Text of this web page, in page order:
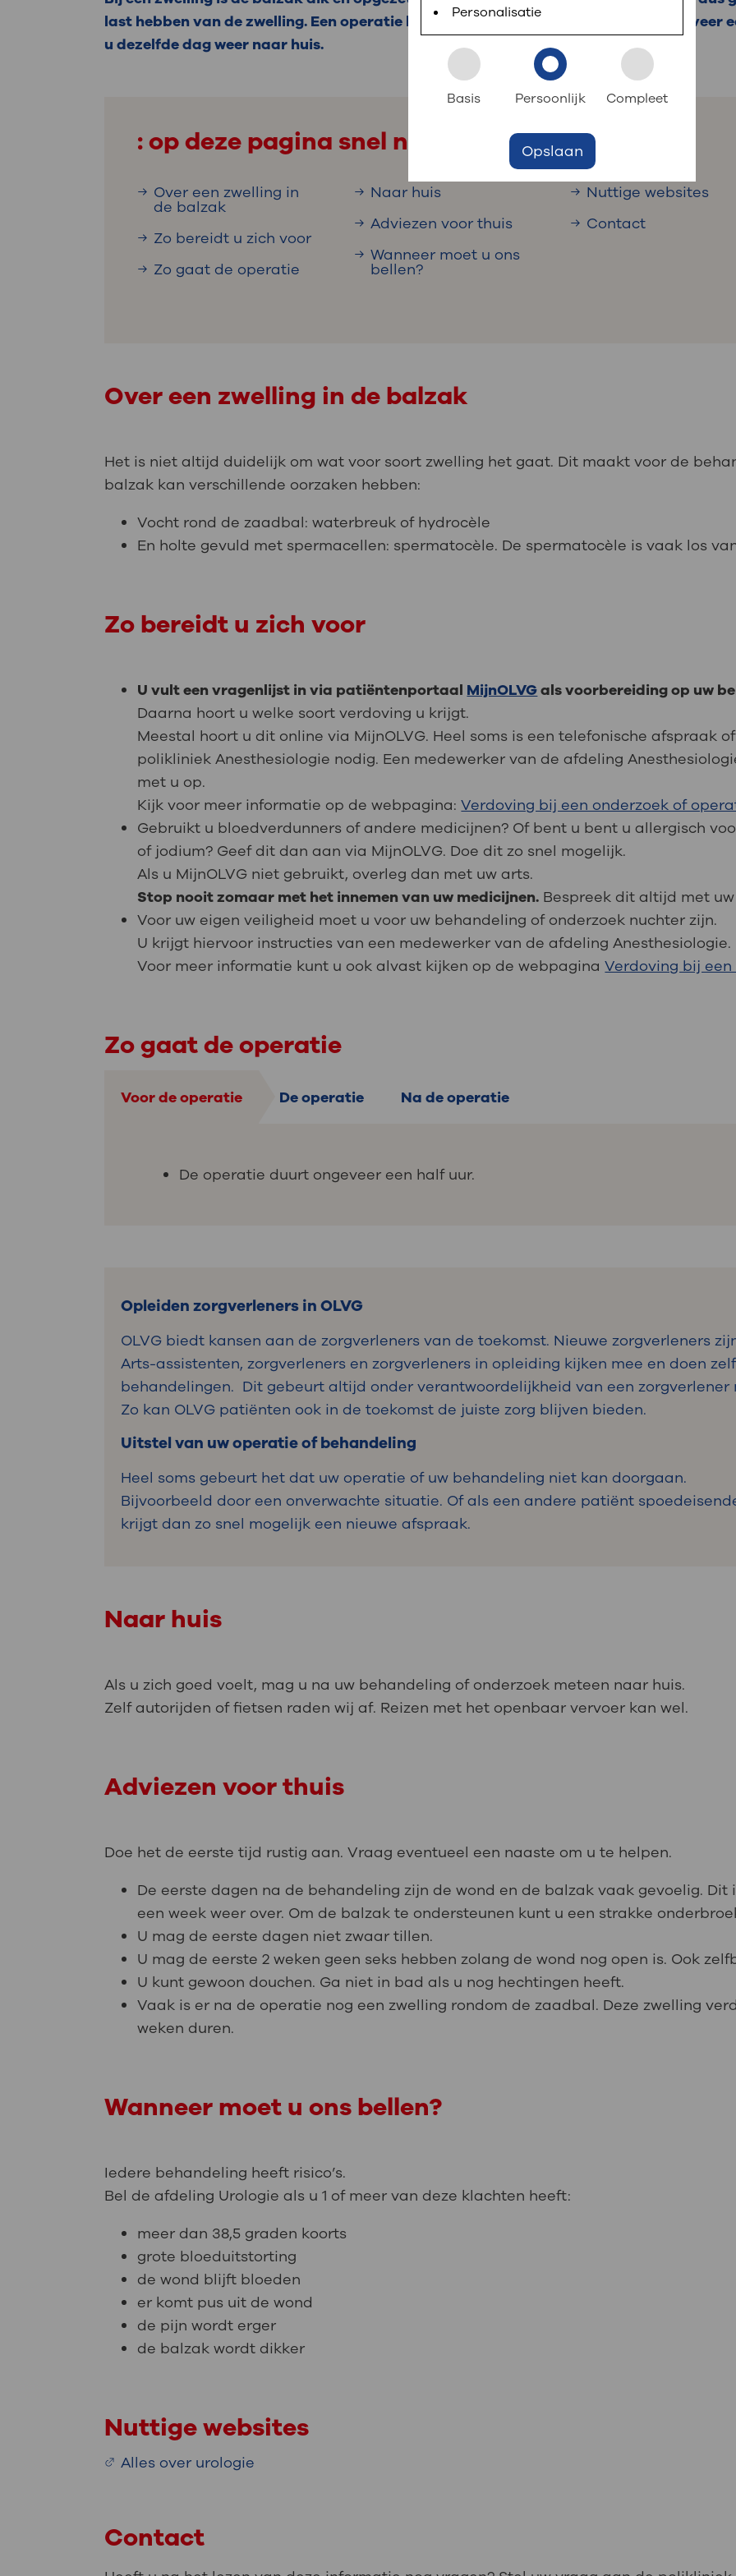
Uw bezoek aan OLVG
Uw verblijf in OLVG
Werken bij OLVG
steeds verder uit, zodat u zelf meer digitaal kunt regelen. Met MijnOLVG kunnen
we u sneller helpen.
last hebben van de zwelling. Een operatie kan dan helpen. De operatie duurt ongeveer
u dezelfde dag weer naar huis.
: op deze pagina snel naar
Over een zwelling in
de balzak
Zo bereidt u zich voor
Zo gaat de operatie
Naar huis
Adviezen voor thuis
Wanneer moet u ons
bellen?
Nuttige websites
Contact
Over een zwelling in de balzak
Het is niet altijd duidelijk om wat voor soort zwelling het gaat. Dit maakt voor de
balzak kan verschillende oorzaken hebben:
Vocht rond de zaadbal: waterbreuk of hydrocèle
En holte gevuld met spermacellen: spermatocèle. De spermatocèle is vaak los
Zo bereidt u zich voor
U vult een vragenlijst in via patiëntenportaal MijnOLVGals voorbereiding op uw
Daarna hoort u welke soort verdoving u krijgt.
Meestal hoort u dit online via MijnOLVG. Heel soms is een telefonische afspraak
polikliniek Anesthesiologie nodig. Een medewerker van de afdeling
met u op.
Kijk voor meer informatie op de webpagina:Verdoving bij een onderzoek of
Gebruikt u bloedverdunners of andere medicijnen? Of bent u bent u allergisch
of jodium? Geef dit dan aan via MijnOLVG. Doe dit zo snel mogelijk.
Als u MijnOLVG niet gebruikt, overleg dan met uw arts.
Stop nooit zomaar met het innemen van uw medicijnen. Bespreek dit altijd met
Voor uw eigen veiligheid moet u voor uw behandeling of onderzoek nuchter zijn.
U krijgt hiervoor instructies van een medewerker van de afdeling Anesthesiologie.
Voor meer informatie kunt u ook alvast kijken op de webpaginaVerdoving bij
Zo gaat de operatie
Voor de operatie De operatie Na de operatie
De operatie duurt ongeveer een half uur.
Opleiden zorgverleners in OLVG
OLVG biedt kansen aan de zorgverleners van de toekomst. Nieuwe zorgverleners
Arts-assistenten, zorgverleners en zorgverleners in opleiding kijken mee en doen
behandelingen. Dit gebeurt altijd onder verantwoordelijkheid van een zorgverlener
Zo kan OLVG patiënten ook in de toekomst de juiste zorg blijven bieden.
Uitstel van uw operatie of behandeling
Heel soms gebeurt het dat uw operatie of uw behandeling niet kan doorgaan.
Bijvoorbeeld door een onverwachte situatie. Of als een andere patiënt
krijgt dan zo snel mogelijk een nieuwe afspraak.
Naar huis
Als u zich goed voelt, mag u na uw behandeling of onderzoek meteen naar huis.
Zelf autorijden of fietsen raden wij af. Reizen met het openbaar vervoer kan wel.
Adviezen voor thuis
Doe het de eerste tijd rustig aan. Vraag eventueel een naaste om u te helpen.
De eerste dagen na de behandeling zijn de wond en de balzak vaak gevoelig.
een week weer over. Om de balzak te ondersteunen kunt u een strakke
U mag de eerste dagen niet zwaar tillen.
U mag de eerste 2 weken geen seks hebben zolang de wond nog open is. Ook
U kunt gewoon douchen. Ga niet in bad als u nog hechtingen heeft.
Vaak is er na de operatie nog een zwelling rondom de zaadbal. Deze zwelling
weken duren.
Wanneer moet u ons bellen?
Iedere behandeling heeft risico’s.
Bel de afdeling Urologie als u 1 of meer van deze klachten heeft:
meer dan 38,5 graden koorts
grote bloeduitstorting
de wond blijft bloeden
er komt pus uit de wond
de pijn wordt erger
de balzak wordt dikker
Nuttige websites
Alles over urologie
Contact
Personalisatie
Basis Persoonlijk Compleet
Opslaan